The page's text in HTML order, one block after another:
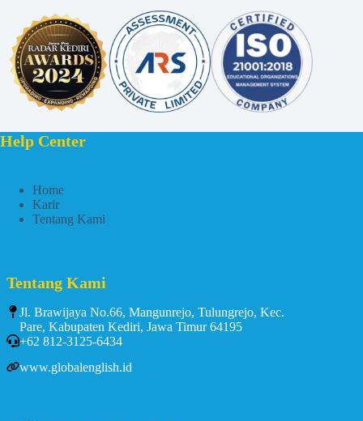
Help Center
Home
Karir
Tentang Kami
Tentang Kami
Jl. Brawijaya No.66, Mangunrejo, Tulungrejo, Kec.
Pare, Kabupaten Kediri, Jawa Timur 64195
+62 812-3125-6434
www.globalenglish.id